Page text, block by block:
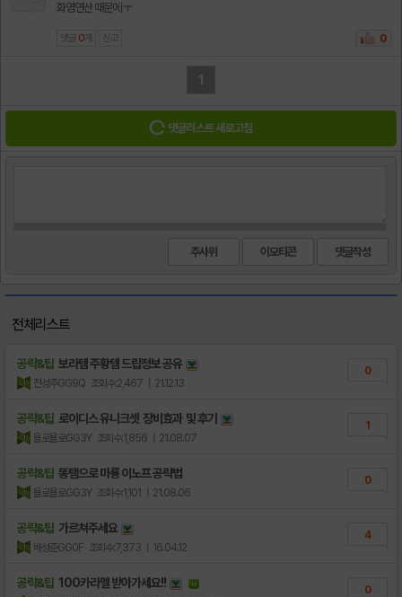
화염연산 때문에 ㅜ
댓글 0 개 신고 0
1
댓글리스트 새로고침
주사위 이모티콘
전체리스트
공략&팁 보라템 주황템 드랍정보 공유
전성주GG9Q 조회수:2,467 | 21.12.13
0
공략&팁 로이디스 유니크셋 장비효과 및 후기
욜로욜로GG3Y 조회수:1,856 | 21.08.07
1
공략&팁 똥탬으로 마룡 이노프 공략법
욜로욜로GG3Y 조회수:1,101 | 21.08.06
0
공략&팁 가르쳐주세요
배성준GG0F 조회수:7,373 | 16.04.12
4
공략&팁 100카라멜 받아가세요!! 0